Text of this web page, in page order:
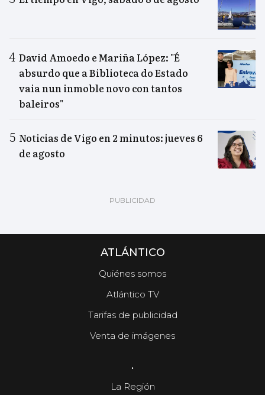
David Amoedo e Mariña López: "É
absurdo que a Biblioteca do Estado
vaia nun inmoble novo con tantos
baleiros"
Noticias de Vigo en 2 minutos: jueves 6
de agosto
ATLÁNTICO
Quiénes somos
Atlántico TV
Tarifas de publicidad
Venta de imágenes
.
La Región